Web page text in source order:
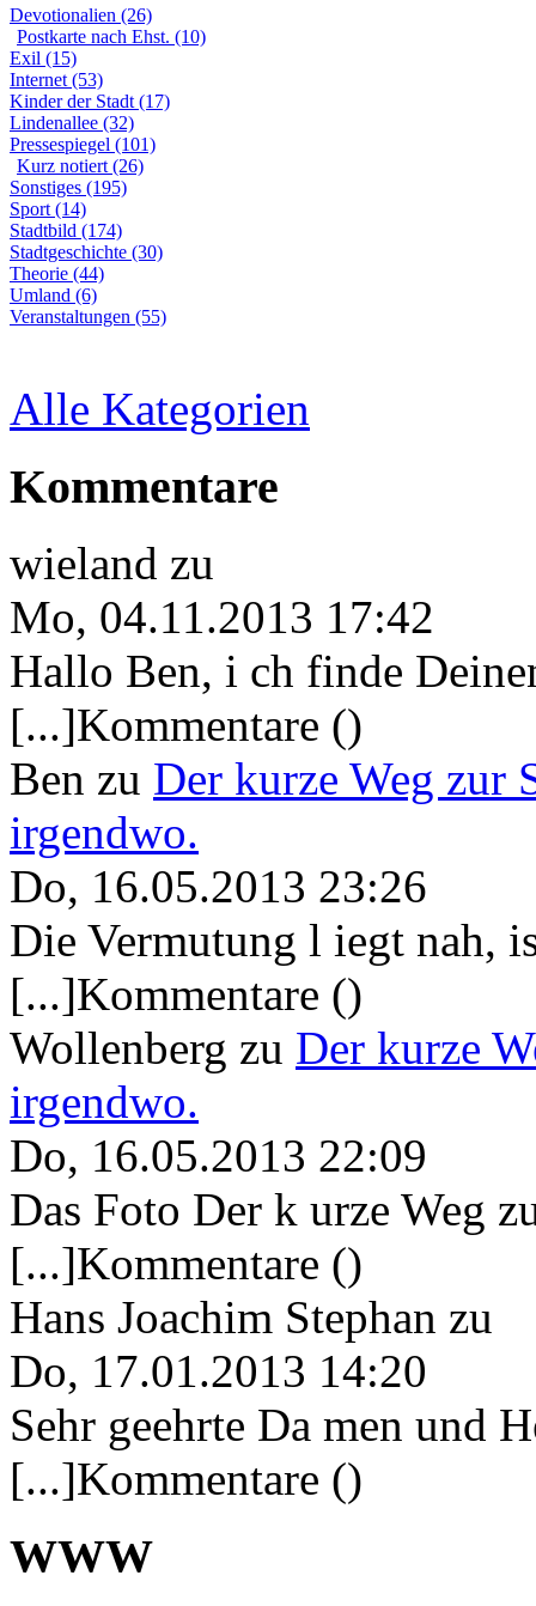
Devotionalien (26)
Postkarte nach Ehst. (10)
Exil (15)
Internet (53)
Kinder der Stadt (17)
Lindenallee (32)
Pressespiegel (101)
Kurz notiert (26)
Sonstiges (195)
Sport (14)
Stadtbild (174)
Stadtgeschichte (30)
Theorie (44)
Umland (6)
Veranstaltungen (55)
Alle Kategorien
Kommentare
wieland zu
Mo, 04.11.2013 17:42
Hallo Ben, i ch finde
[...]Kommentare ()
Ben zu Der kurze Weg zur
irgendwo.
Do, 16.05.2013 23:26
Die Vermutung l iegt nah,
[...]Kommentare ()
Wollenberg zu Der kurze
irgendwo.
Do, 16.05.2013 22:09
Das Foto Der k urze Weg
[...]Kommentare ()
Hans Joachim Stephan zu
Do, 17.01.2013 14:20
Sehr geehrte Da men und
[...]Kommentare ()
WWW